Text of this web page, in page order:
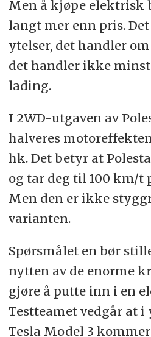
Men å kjøpe elektrisk
langt mer enn pris.
ytelser, det handler
det handler ikke
lading.
I 2WD-utgaven av
halveres
hk. Det betyr at
og tar deg til 100 km/t
Men den er ikke
varianten.
Spørsmålet en bør
nytten av de enorme
gjøre å putte inn i en
Testteamet vedgår at i
Tesla Model 3